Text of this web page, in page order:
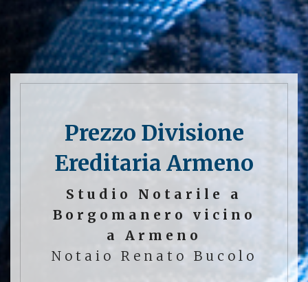
Prezzo Divisione
Ereditaria Armeno
Studio Notarile a
Borgomanero vicino
a Armeno
Notaio Renato Bucolo